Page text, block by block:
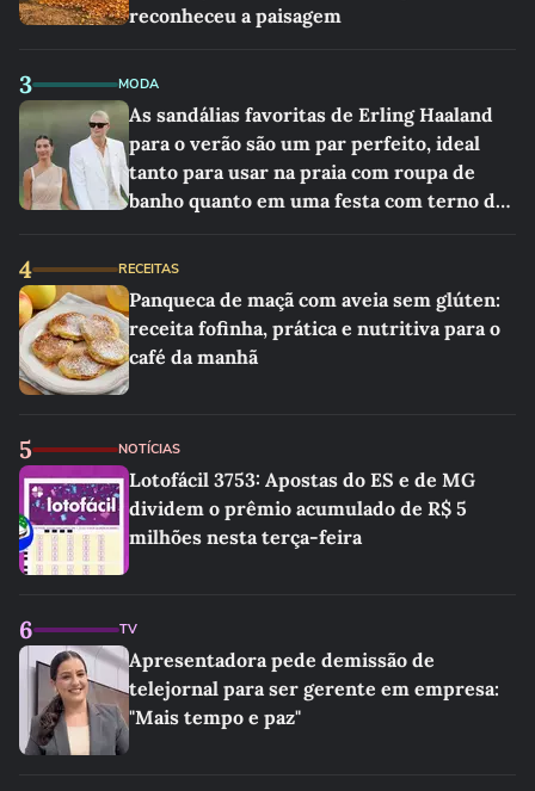
reconheceu a paisagem
3 MODA
As sandálias favoritas de Erling Haaland
para o verão são um par perfeito, ideal
tanto para usar na praia com roupa de
banho quanto em uma festa com terno de
4 RECEITAS
Panqueca de maçã com aveia sem glúten:
receita fofinha, prática e nutritiva para o
café da manhã
5 NOTÍCIAS
Lotofácil 3753: Apostas do ES e de MG
dividem o prêmio acumulado de R$ 5
milhões nesta terça-feira
6 TV
Apresentadora pede demissão de
telejornal para ser gerente em empresa:
"Mais tempo e paz"